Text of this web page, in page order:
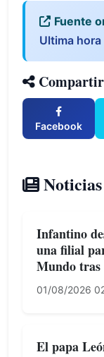
Fuente
Ultima hora
Compartir
Facebook
Infantino
una filial
Mundo tras
01/08/2026
El papa